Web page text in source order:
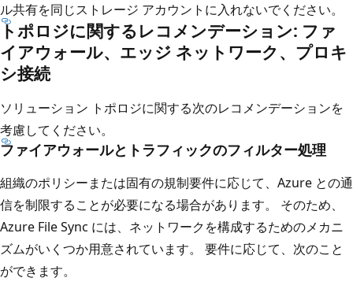
ル共有を同じストレージ アカウントに入れないでください。
トポロジに関するレコメンデーション: ファ
イアウォール、エッジ ネットワーク、プロキ
シ接続
ソリューション トポロジに関する次のレコメンデーションを
考慮してください。
ファイアウォールとトラフィックのフィルター処理
組織のポリシーまたは固有の規制要件に応じて、Azure との通
信を制限することが必要になる場合があります。 そのため、
Azure File Sync には、ネットワークを構成するためのメカニ
ズムがいくつか用意されています。 要件に応じて、次のこと
ができます。